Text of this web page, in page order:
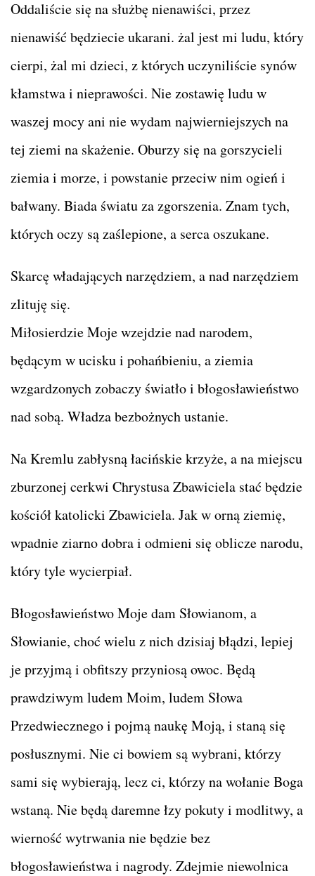
Oddaliście się na służbę nienawiści, przez
nienawiść będziecie ukarani. żal jest mi ludu, który
cierpi, żal mi dzieci, z których uczyniliście synów
kłamstwa i nieprawości. Nie zostawię ludu w
waszej mocy ani nie wydam najwierniejszych na
tej ziemi na skażenie. Oburzy się na gorszycieli
ziemia i morze, i powstanie przeciw nim ogień i
bałwany. Biada światu za zgorszenia. Znam tych,
których oczy są zaślepione, a serca oszukane.
Skarcę władających narzędziem, a nad narzędziem
zlituję się.
Miłosierdzie Moje wzejdzie nad narodem,
będącym w ucisku i pohańbieniu, a ziemia
wzgardzonych zobaczy światło i błogosławieństwo
nad sobą. Władza bezbożnych ustanie.
Na Kremlu zabłysną łacińskie krzyże, a na miejscu
zburzonej cerkwi Chrystusa Zbawiciela stać będzie
kościół katolicki Zbawiciela. Jak w orną ziemię,
wpadnie ziarno dobra i odmieni się oblicze narodu,
który tyle wycierpiał.
Błogosławieństwo Moje dam Słowianom, a
Słowianie, choć wielu z nich dzisiaj błądzi, lepiej
je przyjmą i obfitszy przyniosą owoc. Będą
prawdziwym ludem Moim, ludem Słowa
Przedwiecznego i pojmą naukę Moją, i staną się
posłusznymi. Nie ci bowiem są wybrani, którzy
sami się wybierają, lecz ci, którzy na wołanie Boga
wstaną. Nie będą daremne łzy pokuty i modlitwy, a
wierność wytrwania nie będzie bez
błogosławieństwa i nagrody. Zdejmie niewolnica